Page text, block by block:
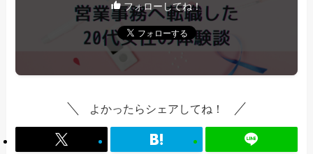
フォローしてね！
よかったらシェアしてね！